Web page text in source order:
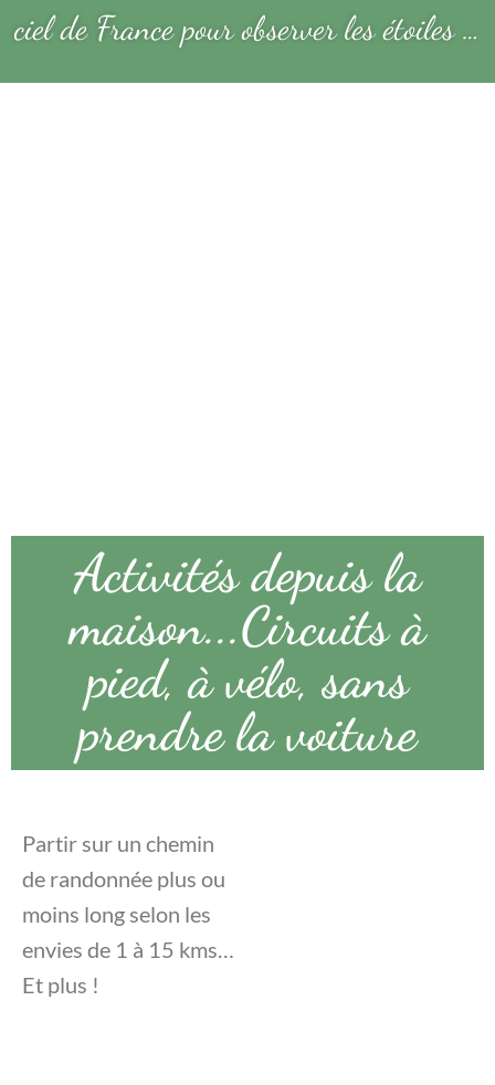
ciel de France pour observer les étoiles …
Activités depuis la
maison...Circuits à
pied, à vélo, sans
prendre la voiture
Partir sur un chemin
de randonnée plus ou
moins long selon les
envies de 1 à 15 kms…
Et plus !